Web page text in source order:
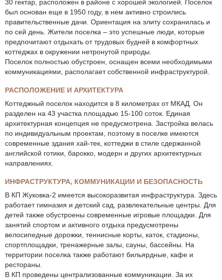
30 гектар, расположен в районе с хорошей экологией. Поселок
был основан еще в 1950 году, в нем активно строились
правительственные дачи. Ориентация на элиту сохранилась и
по сей день. Жители поселка – это успешные люди, которые
предпочитают отдыхать от трудовых будней в комфортных
коттеджах в окружении нетронутой природы.
Поселок полностью обустроен, оснащен всеми необходимыми
коммуникациями, располагает собственной инфраструктурой.
РАСПОЛОЖЕНИЕ И АРХИТЕКТУРА
Коттеджный поселок находится в 8 километрах от МКАД. Он
разделен на 43 участка площадью 15-100 соток. Единая
архитектурная концепция не предусмотрена. Застройка велась
по индивидуальным проектам, поэтому в поселке имеются
современные здания хай-тек, коттеджи в стиле сдержанной
английской готики, барокко, модерн и других архитектурных
направлениях.
ИНФРАСТРУКТУРА, КОММУНИКАЦИИ И БЕЗОПАСНОСТЬ
В КП Жуковка-2 имеется высокоразвитая инфраструктура. Здесь
работает гимназия и детский сад, развлекательные центры. Для
детей также обустроены современные игровые площадки. Для
занятий спортом и активного отдыха предусмотрены
велосипедные дорожки, теннисные корты, каток, стадионы,
спортплощадки, тренажерные залы, сауны, бассейны. На
территории поселка также работают бильярдные, кафе и
рестораны.
В КП проведены централизованные коммуникации. За их